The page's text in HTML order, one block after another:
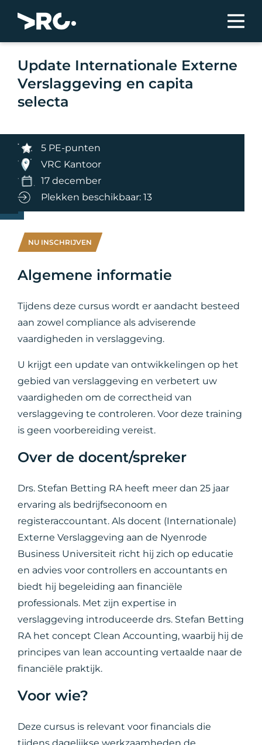
Update Internationale Externe
Verslaggeving en capita
selecta
5 PE-punten
VRC Kantoor
17 december
Plekken beschikbaar: 13
NU INSCHRIJVEN
Algemene informatie
Tijdens deze cursus wordt er aandacht besteed
aan zowel compliance als adviserende
vaardigheden in verslaggeving.
U krijgt een update van ontwikkelingen op het
gebied van verslaggeving en verbetert uw
vaardigheden om de correctheid van
verslaggeving te controleren. Voor deze training
is geen voorbereiding vereist.
Over de docent/spreker
Drs. Stefan Betting RA heeft meer dan 25 jaar
ervaring als bedrijfseconoom en
registeraccountant. Als docent (Internationale)
Externe Verslaggeving aan de Nyenrode
Business Universiteit richt hij zich op educatie
en advies voor controllers en accountants en
biedt hij begeleiding aan financiële
professionals. Met zijn expertise in
verslaggeving introduceerde drs. Stefan Betting
RA het concept Clean Accounting, waarbij hij de
principes van lean accounting vertaalde naar de
financiële praktijk.
Voor wie?
Deze cursus is relevant voor financials die